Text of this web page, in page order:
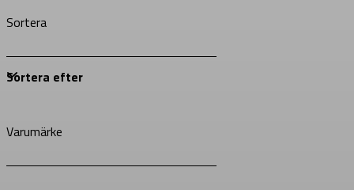
Sortera
Varumärke